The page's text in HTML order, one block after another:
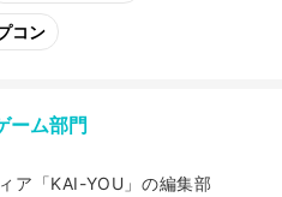
コン
ーム部門
ア「KAI-YOU」の編集部